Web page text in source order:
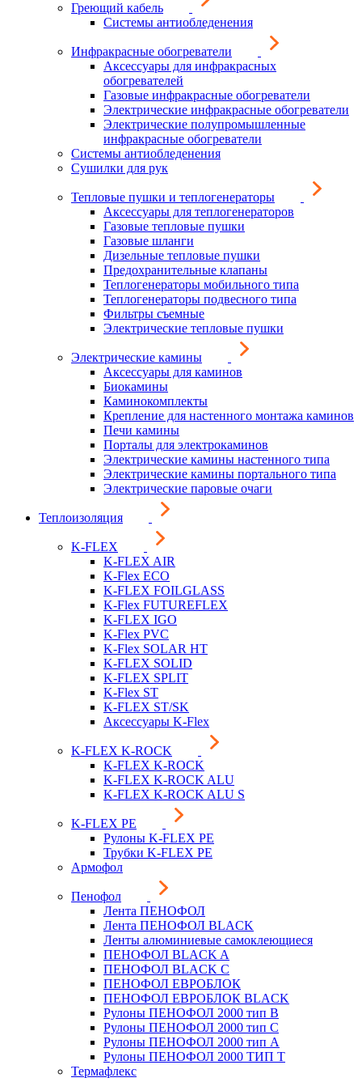
Греющий кабель
Системы антиобледенения
Инфракрасные обогреватели
Аксессуары для инфракрасных
обогревателей
Газовые инфракрасные обогреватели
Электрические инфракрасные обогреватели
Электрические полупромышленные
инфракрасные обогреватели
Системы антиобледенения
Сушилки для рук
Тепловые пушки и теплогенераторы
Аксессуары для теплогенераторов
Газовые тепловые пушки
Газовые шланги
Дизельные тепловые пушки
Предохранительные клапаны
Теплогенераторы мобильного типа
Теплогенераторы подвесного типа
Фильтры съемные
Электрические тепловые пушки
Электрические камины
Аксессуары для каминов
Биокамины
Каминокомплекты
Крепление для настенного монтажа каминов
Печи камины
Порталы для электрокаминов
Электрические камины настенного типа
Электрические камины портального типа
Электрические паровые очаги
Теплоизоляция
K-FLEX
K-FLEX AIR
K-Flex ECO
K-FLEX FOILGLASS
K-Flex FUTUREFLEX
K-FLEX IGO
K-Flex PVC
K-Flex SOLAR HT
K-FLEX SOLID
K-FLEX SPLIT
K-Flex ST
K-FLEX ST/SK
Аксессуары K-Flex
K-FLEX K-ROCK
K-FLEX K-ROCK
K-FLEX K-ROCK ALU
K-FLEX K-ROCK ALU S
K-FLEX PE
Рулоны K-FLEX PE
Трубки K-FLEX PE
Армофол
Пенофол
Лента ПЕНОФОЛ
Лента ПЕНОФОЛ BLACK
Ленты алюминиевые самоклеющиеся
ПЕНОФОЛ BLACK A
ПЕНОФОЛ BLACK С
ПЕНОФОЛ ЕВРОБЛОК
ПЕНОФОЛ ЕВРОБЛОК BLACK
Рулоны ПЕНОФОЛ 2000 тип B
Рулоны ПЕНОФОЛ 2000 тип C
Рулоны ПЕНОФОЛ 2000 тип А
Рулоны ПЕНОФОЛ 2000 ТИП Т
Термафлекс